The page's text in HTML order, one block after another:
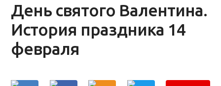
День святого Валентина.
История праздника 14
февраля